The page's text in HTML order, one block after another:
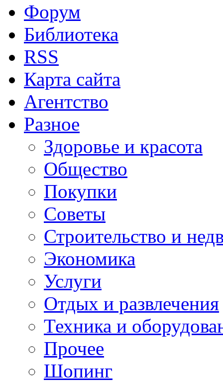
Форум
Библиотека
RSS
Карта сайта
Агентство
Разное
Здоровье и красота
Общество
Покупки
Советы
Строительство и
Экономика
Услуги
Отдых и развлечения
Техника и
Прочее
Шопинг